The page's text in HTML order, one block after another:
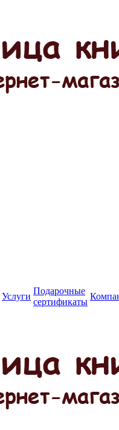
Услуги
Подарочные
сертификаты